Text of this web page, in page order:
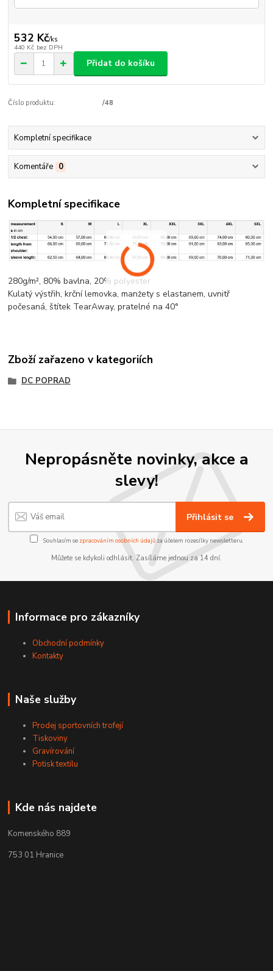
532 Kč/ks
440 Kč bez DPH
Přidat do košíku
Číslo produktu: /48
Kompletní specifikace
Komentáře 0
Kompletní specifikace
280g/m², 80%bavlna, 20% polyester
Kulatý výstřih,krční lemovka, manžety s elastanem, uvnitř
počesaná, štítek TearAway, pratelné na 40°
Zboží zařazeno v kategoriích
DC POPRAD
Nepropásněte novinky, akce a
slevy!
Přihlásit se
Souhlasím se zpracováním osobních údajůza účelem rozesílky newsletteru.
Můžete se kdykoli odhlásit. Zasíláme jednou za 14 dní.
Informace pro zákazníky
Obchodní podmínky
Kontakty
Naše služby
Prodej sportovních trofejí
Tiskoviny
Gravírování
Potisk textilu
Kde nás najdete
Komenského 889
753 01 Hranice